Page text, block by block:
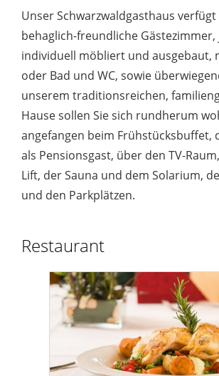
Unser Schwarzwaldgasthaus
behaglich-freundliche Gästezimmer,
individuell möbliert und ausgebaut,
oder Bad und WC, sowie
unserem traditionsreichen,
Hause sollen Sie sich rundherum
angefangen beim Frühstücksbuffet,
als Pensionsgast, über den TV-
Lift, der Sauna und dem Solarium,
und den Parkplätzen.
Restaurant